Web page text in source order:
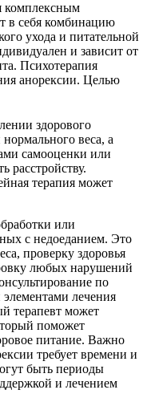
комплексным
в себя комбинацию
ухода и питательной
и зависит от
Психотерапия
анорексии. Целью
здорового
веса, а
самооценки или
расстройству.
терапия может
или
с недоеданием. Это
проверку здоровья
любых нарушений
по
лечения
терапевт может
поможет
питание. Важно
требует времени и
быть периоды
и лечением